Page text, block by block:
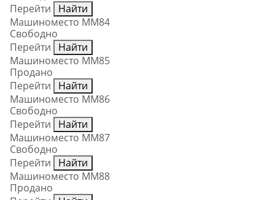
Перейти
Найти
Машиноместо ММ84
Свободно
Перейти
Найти
Машиноместо ММ85
Продано
Перейти
Найти
Машиноместо ММ86
Свободно
Перейти
Найти
Машиноместо ММ87
Свободно
Перейти
Найти
Машиноместо ММ88
Продано